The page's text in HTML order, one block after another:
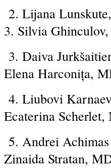
2.
3. Silvia
3. Daiva
Elena Harconița,
4.
Ecaterina Scherlet,
5.
Zinaida Stratan,